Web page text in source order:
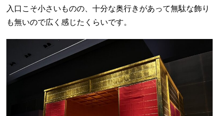
入口こそ小さいものの、十分な奥行きがあって無駄な飾り
も無いので広く感じたくらいです。